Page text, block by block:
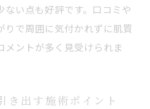
い点も好評です。口コミや
りで周囲に気付かれずに肌質
ントが多く見受けられま
き出す施術ポイント